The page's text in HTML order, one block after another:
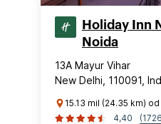
Holiday Inn
Noida
13A Mayur Vihar
New Delhi, 110091,
15.13 mil (24.35 km)
4,40